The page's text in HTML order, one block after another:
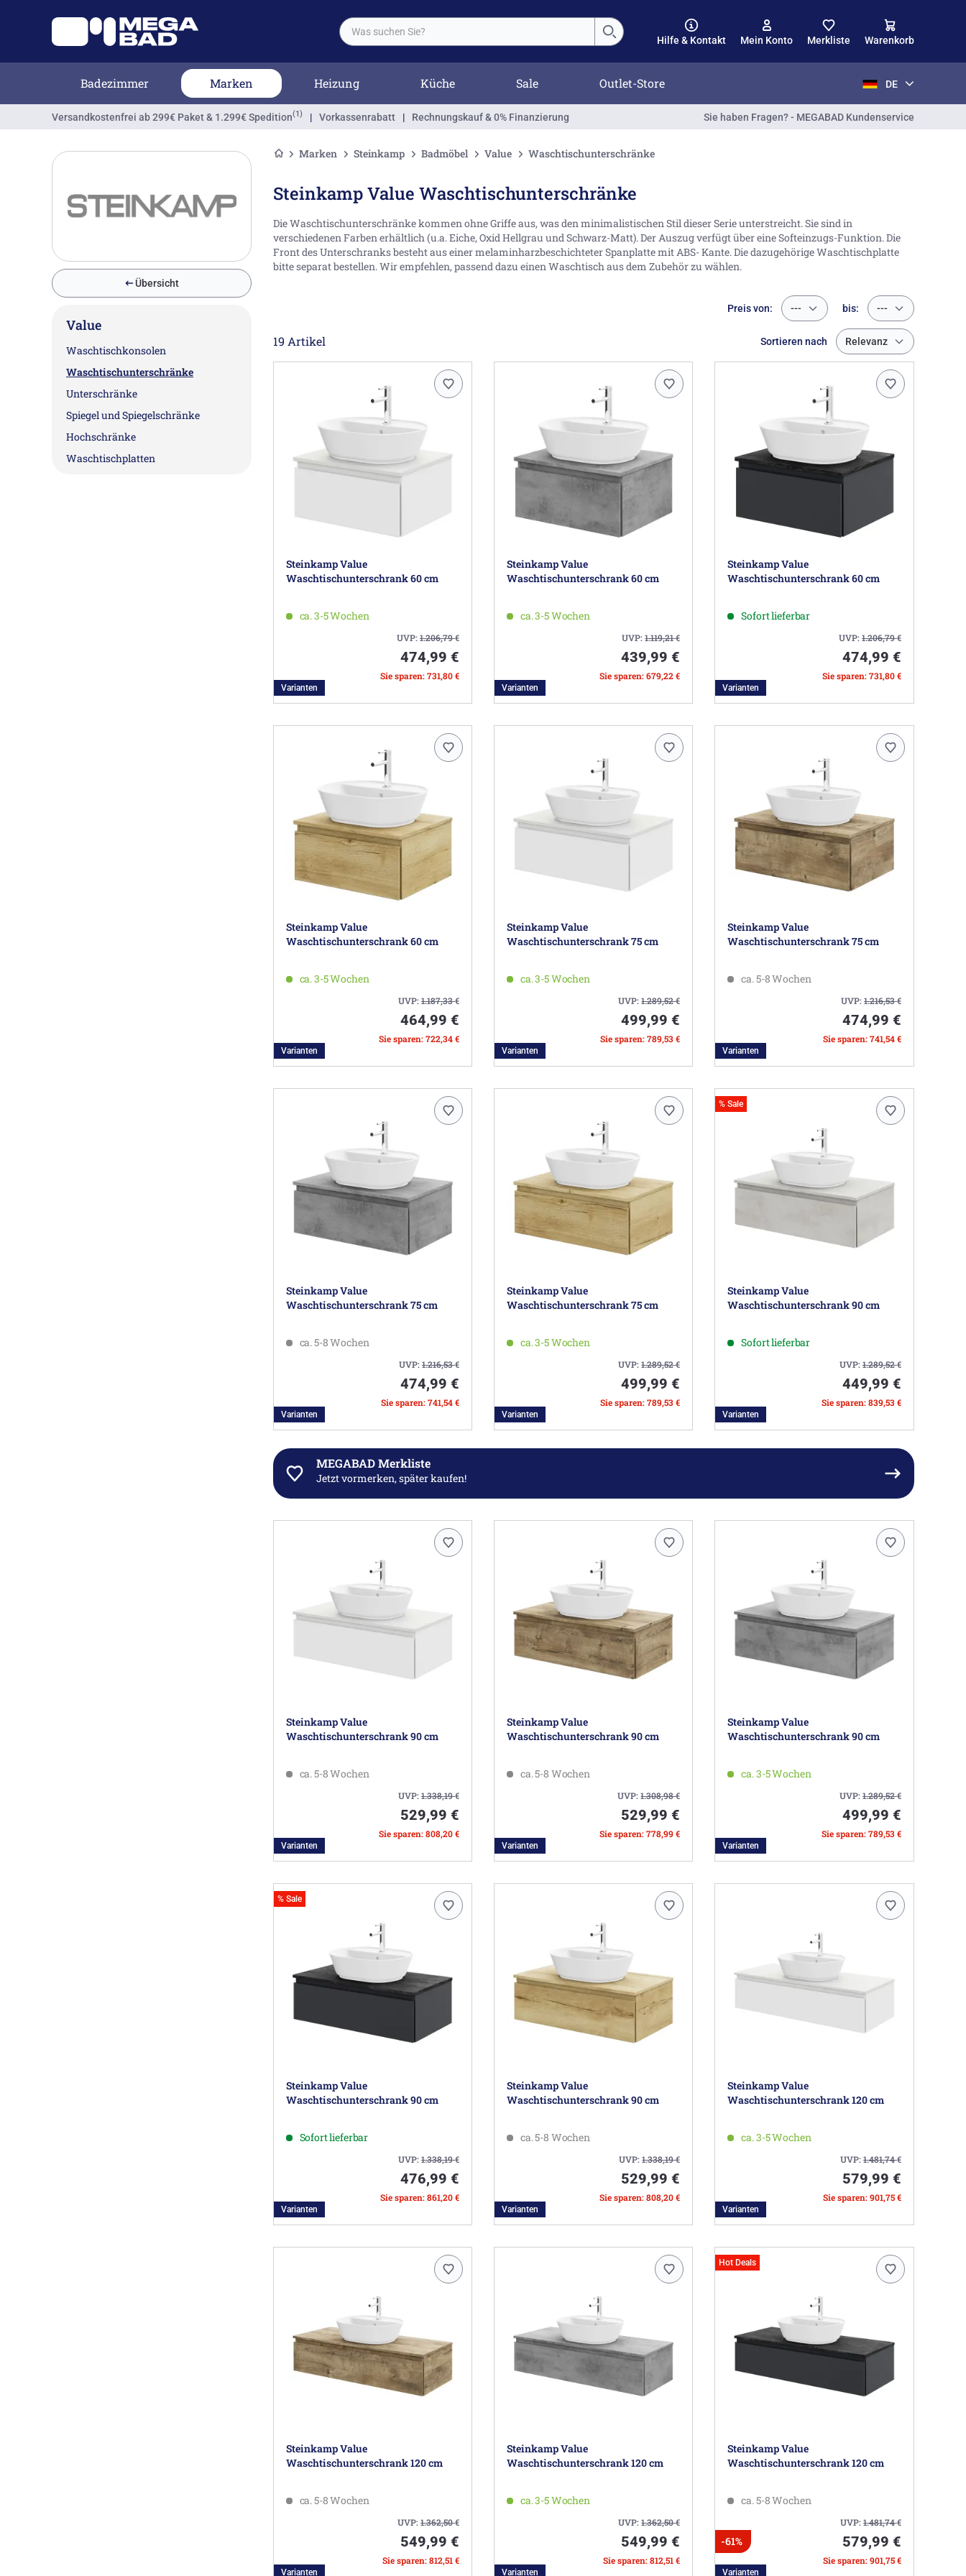
Hilfe & Kontakt Mein Konto Merkliste Warenkorb
Badezimmer Marken Heizung Küche Sale Outlet-Store DE
Versandkostenfrei ab 299€ Paket & 1.299€ Spedition(1) | Vorkassenrabatt | Rechnungskauf & 0% Finanzierung Sie haben Fragen? - MEGABAD Kundenservice
Übersicht
Value
Waschtischkonsolen
Waschtischunterschränke
Unterschränke
Spiegel und Spiegelschränke
Hochschränke
Waschtischplatten
Marken Steinkamp Badmöbel Value Waschtischunterschränke
Steinkamp Value Waschtischunterschränke
Die Waschtischunterschränke kommen ohne Griffe aus, was den minimalistischen Stil dieser Serie unterstreicht. Sie sind in
verschiedenen Farben erhältlich (u.a. Eiche, Oxid Hellgrau und Schwarz-Matt). Der Auszug verfügt über eine Softeinzugs-Funktion. Die
Front des Unterschranks besteht aus einer melaminharzbeschichteter Spanplatte mit ABS- Kante. Die dazugehörige Waschtischplatte
bitte separat bestellen. Wir empfehlen, passend dazu einen Waschtisch aus dem Zubehör zu wählen.
Preis von: --- bis: ---
19 Artikel Sortieren nach Relevanz
Steinkamp Value
Waschtischunterschrank 60 cm
ca. 3-5 Wochen
UVP:1.206,79€
474,99 €
Sie sparen: 731,80 €
Varianten
Steinkamp Value
Waschtischunterschrank 60 cm
ca. 3-5 Wochen
UVP:1.119,21€
439,99 €
Sie sparen: 679,22 €
Varianten
Steinkamp Value
Waschtischunterschrank 60 cm
Sofort lieferbar
UVP:1.206,79€
474,99 €
Sie sparen: 731,80 €
Varianten
Steinkamp Value
Waschtischunterschrank 60 cm
ca. 3-5 Wochen
UVP:1.187,33€
464,99 €
Sie sparen: 722,34 €
Varianten
Steinkamp Value
Waschtischunterschrank 75 cm
ca. 3-5 Wochen
UVP:1.289,52€
499,99 €
Sie sparen: 789,53 €
Varianten
Steinkamp Value
Waschtischunterschrank 75 cm
ca. 5-8 Wochen
UVP:1.216,53€
474,99 €
Sie sparen: 741,54 €
Varianten
Steinkamp Value
Waschtischunterschrank 75 cm
ca. 5-8 Wochen
UVP:1.216,53€
474,99 €
Sie sparen: 741,54 €
Varianten
Steinkamp Value
Waschtischunterschrank 75 cm
ca. 3-5 Wochen
UVP:1.289,52€
499,99 €
Sie sparen: 789,53 €
Varianten
% Sale
Steinkamp Value
Waschtischunterschrank 90 cm
Sofort lieferbar
UVP:1.289,52€
449,99 €
Sie sparen: 839,53 €
Varianten
MEGABAD Merkliste
Jetzt vormerken, später kaufen!
Steinkamp Value
Waschtischunterschrank 90 cm
ca. 5-8 Wochen
UVP:1.338,19€
529,99 €
Sie sparen: 808,20 €
Varianten
Steinkamp Value
Waschtischunterschrank 90 cm
ca. 5-8 Wochen
UVP:1.308,98€
529,99 €
Sie sparen: 778,99 €
Varianten
Steinkamp Value
Waschtischunterschrank 90 cm
ca. 3-5 Wochen
UVP:1.289,52€
499,99 €
Sie sparen: 789,53 €
Varianten
% Sale
Steinkamp Value
Waschtischunterschrank 90 cm
Sofort lieferbar
UVP:1.338,19€
476,99 €
Sie sparen: 861,20 €
Varianten
Steinkamp Value
Waschtischunterschrank 90 cm
ca. 5-8 Wochen
UVP:1.338,19€
529,99 €
Sie sparen: 808,20 €
Varianten
Steinkamp Value
Waschtischunterschrank 120 cm
ca. 3-5 Wochen
UVP:1.481,74€
579,99 €
Sie sparen: 901,75 €
Varianten
Steinkamp Value
Waschtischunterschrank 120 cm
ca. 5-8 Wochen
UVP:1.362,50€
549,99 €
Sie sparen: 812,51 €
Varianten
Steinkamp Value
Waschtischunterschrank 120 cm
ca. 3-5 Wochen
UVP:1.362,50€
549,99 €
Sie sparen: 812,51 €
Varianten
Hot Deals
Steinkamp Value
Waschtischunterschrank 120 cm
ca. 5-8 Wochen
UVP:1.481,74€
-61% 579,99 €
Sie sparen: 901,75 €
Varianten